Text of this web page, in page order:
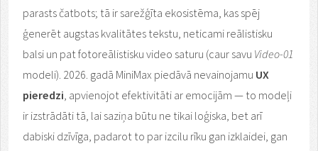
parasts čatbots; tā ir sarežģīta ekosistēma, kas spēj
ģenerēt augstas kvalitātes tekstu, neticami reālistisku
balsi un pat fotoreālistisku video saturu (caur savu Video-01
modeli). 2026. gadā MiniMax piedāvā nevainojamu UX
pieredzi , apvienojot efektivitāti ar emocijām — to modeļi
ir izstrādāti tā, lai saziņa būtu ne tikai loģiska, bet arī
dabiski dzīvīga, padarot to par izcilu rīku gan izklaidei, gan